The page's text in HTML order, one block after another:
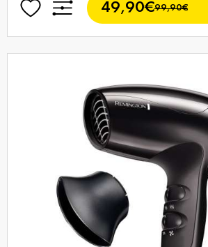
49,90€99,90€